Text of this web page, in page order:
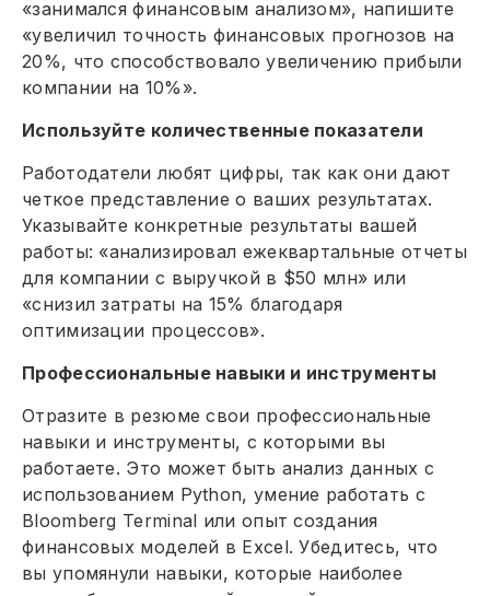
«занимался финансовым анализом», напишите
«увеличил точность финансовых прогнозов на
20%, что способствовало увеличению прибыли
компании на 10%».
Используйте количественные показатели
Работодатели любят цифры, так как они дают
четкое представление о ваших результатах.
Указывайте конкретные результаты вашей
работы: «анализировал ежеквартальные отчеты
для компании с выручкой в $50 млн» или
«снизил затраты на 15% благодаря
оптимизации процессов».
Профессиональные навыки и инструменты
Отразите в резюме свои профессиональные
навыки и инструменты, с которыми вы
работаете. Это может быть анализ данных с
использованием Python, умение работать с
Bloomberg Terminal или опыт создания
финансовых моделей в Excel. Убедитесь, что
вы упомянули навыки, которые наиболее